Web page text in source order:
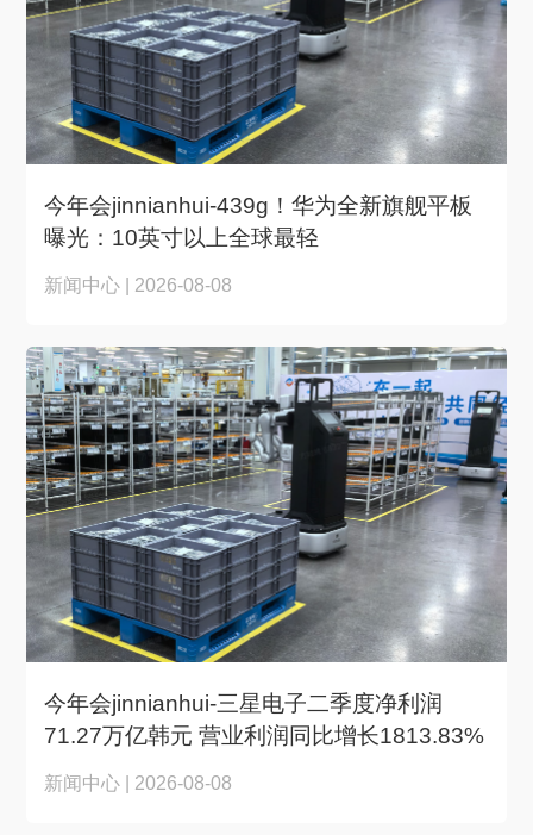
今年会jinnianhui-439g！华为全新旗舰平板
曝光：10英寸以上全球最轻
新闻中心 | 2026-08-08
今年会jinnianhui-三星电子二季度净利润
71.27万亿韩元 营业利润同比增长1813.83%
新闻中心 | 2026-08-08